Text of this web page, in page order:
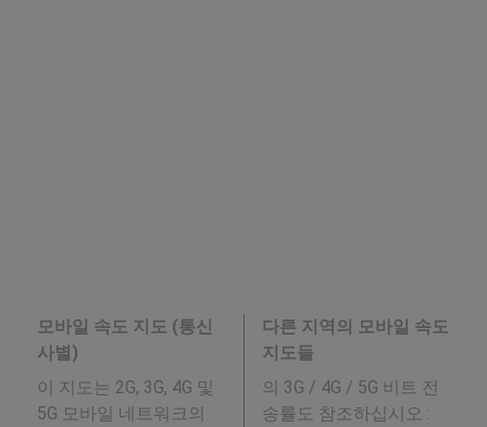
모바일 속도 지도 (통신
사별)
이 지도는 2G, 3G, 4G 및
5G 모바일 네트워크의
다른 지역의 모바일 속도
지도들
의 3G / 4G / 5G 비트 전
송률도 참조하십시오 :